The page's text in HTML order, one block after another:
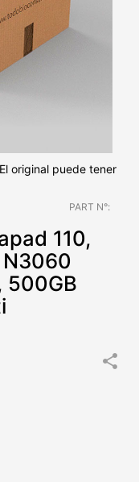
original puede tener
PART N°:
110,
N3060
500GB
share